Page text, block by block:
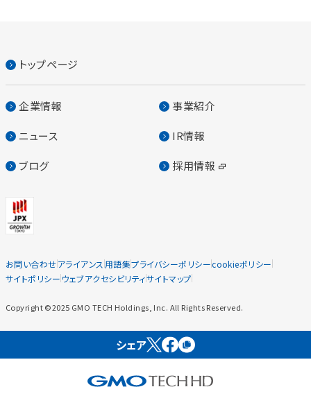
トップページ
企業情報 事業紹介
ニュース IR情報
ブログ 採用情報
お問い合わせアライアンス 用語集プライバシーポリシーcookieポリシー
サイトポリシー ウェブアクセシビリティサイトマップ
Copyright ©2025 GMO TECH Holdings, Inc. All Rights Reserved.
シェア